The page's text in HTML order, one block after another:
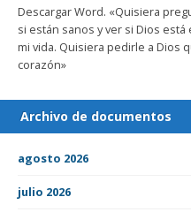
Descargar Word. «Quisiera
si están sanos y ver si Dios
mi vida. Quisiera pedirle a Dios
corazón»
Archivo de documentos
agosto 2026
julio 2026